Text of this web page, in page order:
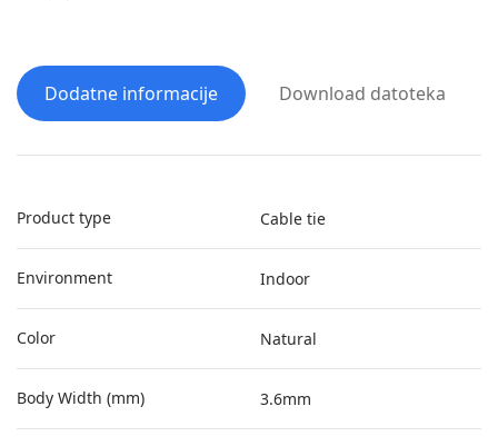
Dodatne informacije Download datoteka
Product type Cable tie
Environment Indoor
Color Natural
Body Width (mm) 3.6mm